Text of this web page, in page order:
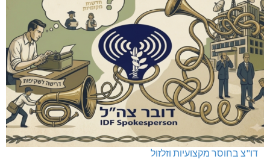
דו"צ בחוסר מקצועיות וזלזול